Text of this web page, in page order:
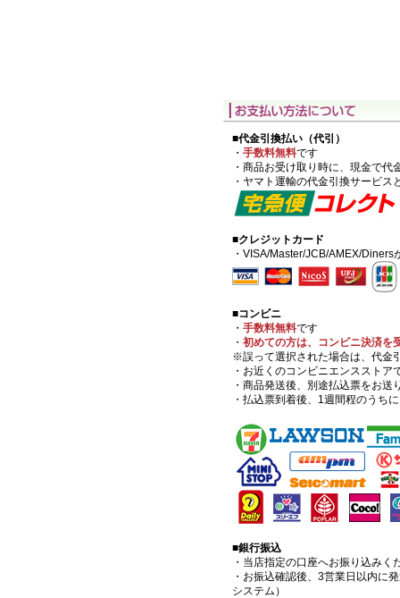
■代金引換払い（代引）
・ 手数料無料です
・商品お受け取り時に、現金で代
・ヤマト運輸の代金引換サービス
■クレジットカード
・VISA/Master/JCB/AMEX/Diners
■コンビニ
・ 手数料無料です
・ 初めての方は、コンビニ決済を
※誤って選択された場合は、代金
・お近くのコンビニエンスストア
・商品発送後、別途払込票をお送
・払込票到着後、1週間程のうち
■銀行振込
・当店指定の口座へお振り込みく
・お振込確認後、3営業日以内に
システム）